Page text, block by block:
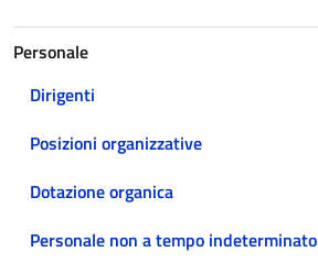
Personale
Dirigenti
Posizioni organizzative
Dotazione organica
Personale non a tempo indeterminato